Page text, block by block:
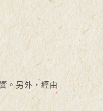
。另外，經由